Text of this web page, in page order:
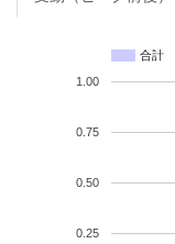
合計
0.25
0.50
0.75
1.00